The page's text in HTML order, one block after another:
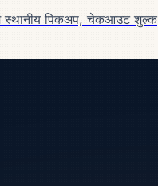
स्थानीय पिकअप, चेकआउट शुल्क